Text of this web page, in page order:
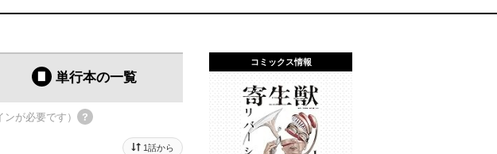
単行本の一覧
が必要です）
1話から
コミックス情報